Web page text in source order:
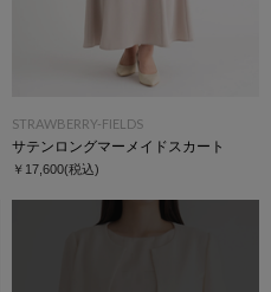
STRAWBERRY-FIELDS
サテンロングマーメイドスカート
￥17,600(税込)